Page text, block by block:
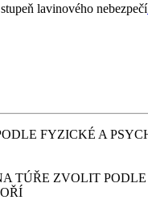
lavinového nebezpečí
FYZICKÉ A
TÚŘE ZVOLIT